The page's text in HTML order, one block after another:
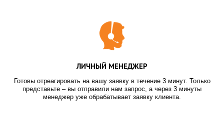
ЛИЧНЫЙ МЕНЕДЖЕР
Готовы отреагировать на вашу заявку в течение 3 минут. Только
представьте – вы отправили нам запрос, а через 3 минуты
менеджер уже обрабатывает заявку клиента.